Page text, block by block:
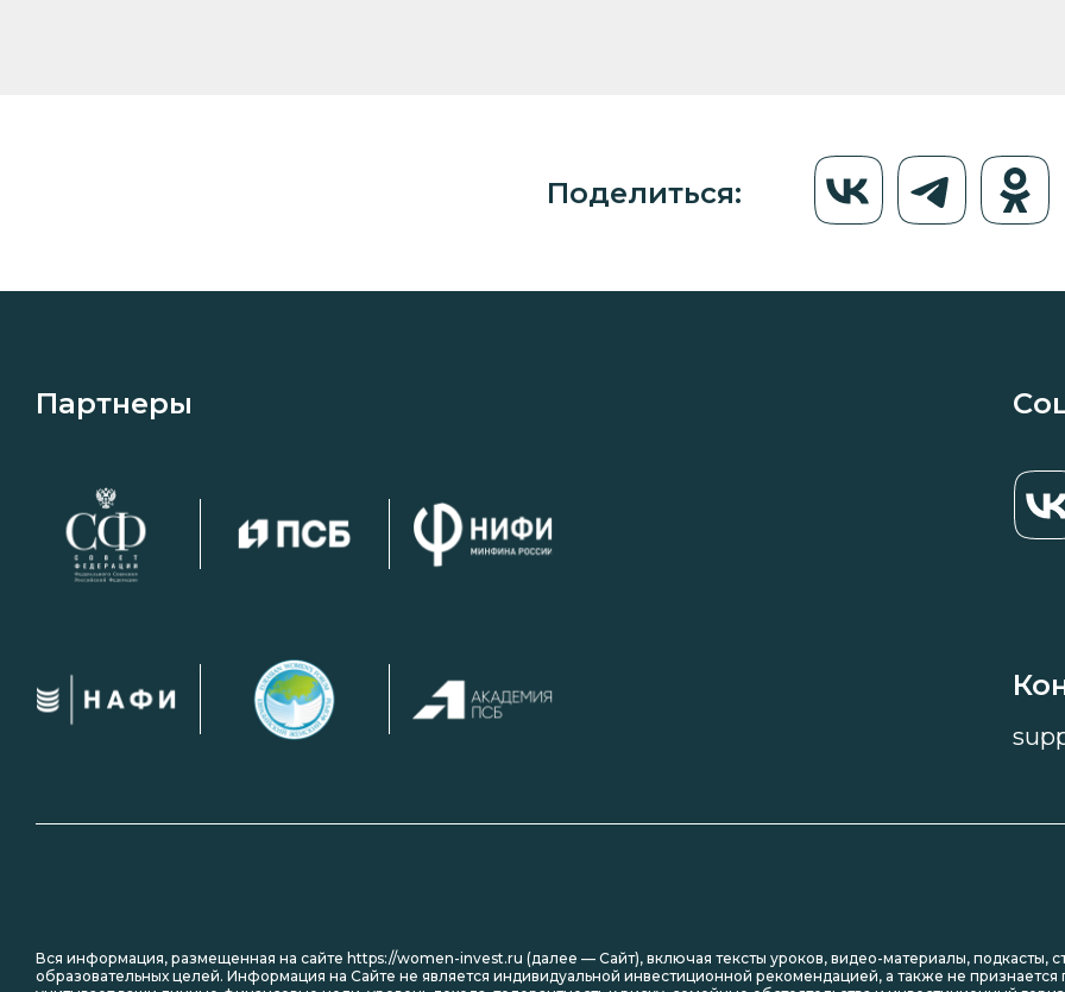
Поделиться:
Партнеры
Вся информация, размещенная на сайте https://women-invest.ru (далее — Сайт), включая тексты уроков, видео-материалы, подкасты,
образовательных целей. Информация на Сайте не является индивидуальной инвестиционной рекомендацией, а также не